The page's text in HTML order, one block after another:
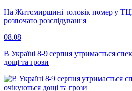
На Житомирщині чоловік помер у
розпочато розслідування
08.08
В Україні 8-9 серпня утримається
дощі та грози